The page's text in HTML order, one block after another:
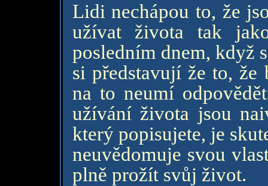
Lidi nechápou to, že
užívat života tak
posledním dnem, když
si představují že to,
na to neumí
užívání života jsou
který popisujete, je
neuvědomuje svou
plně prožít svůj život.